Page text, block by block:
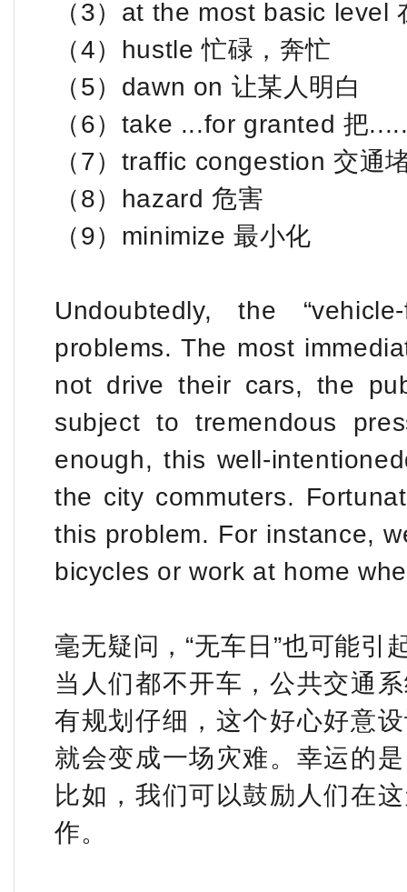
（3）at the most basic level
（4）hustle 忙碌，奔忙
（5）dawn on 让某人明白
（6）take ...for granted 把
（7）traffic congestion 交通
（8）hazard 危害
（9）minimize 最小化
Undoubtedly, the
problems. The most
not drive their cars, the
subject to tremendous
enough, this well-
the city commuters.
this problem. For instance,
bicycles or work at home
毫无疑问，“无车日”也可能引
当人们都不开车，公共交通
有规划仔细，这个好心好意
就会变成一场灾难。幸运的
比如，我们可以鼓励人们在
作。